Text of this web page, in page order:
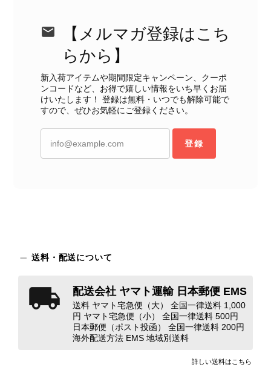
【メルマガ登録はこち
らから】
新入荷アイテムや期間限定キャンペーン、クーポ
ンコードなど、お得で嬉しい情報をいち早くお届
けいたします！ 登録は無料・いつでも解除可能で
すので、ぜひお気軽にご登録ください。
登録
送料・配送について
配送会社 ヤマト運輸 日本郵便 EMS
送料 ヤマト宅急便（大） 全国一律送料 1,000
円 ヤマト宅急便（小） 全国一律送料 500円
日本郵便（ポスト投函） 全国一律送料 200円
海外配送方法 EMS 地域別送料
詳しい送料はこちら